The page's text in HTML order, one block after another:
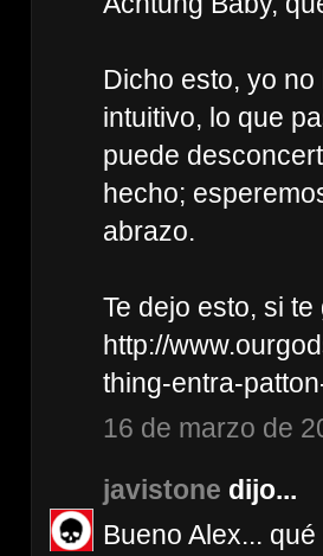
Dicho esto, yo
intuitivo, lo que
puede
hecho;
abrazo.
Te dejo esto, si te
http://
thing-entra-
16 de marzo de
javistone dijo...
Bueno Alex...